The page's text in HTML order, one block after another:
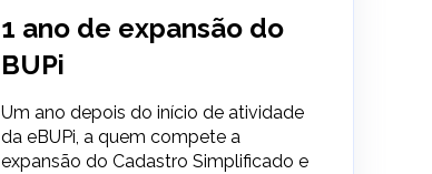
1 ano de expansão do
BUPi
Um ano depois do início de atividade
da eBUPi, a quem compete a
expansão do Cadastro Simplificado e